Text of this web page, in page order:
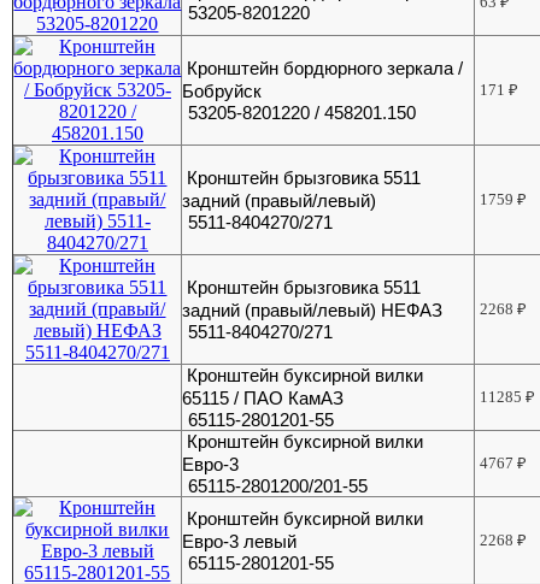
53205-8201220
Кронштейн бордюрного зеркала /
Бобруйск
53205-8201220 / 458201.150
171₽
Кронштейн брызговика 5511
задний (правый/левый)
5511-8404270/271
1759₽
Кронштейн брызговика 5511
задний (правый/левый) НЕФАЗ
5511-8404270/271
2268₽
Кронштейн буксирной вилки
65115 / ПАО КамАЗ
65115-2801201-55
11285₽
Кронштейн буксирной вилки
Евро-3
65115-2801200/201-55
4767₽
Кронштейн буксирной вилки
Евро-3 левый
65115-2801201-55
2268₽